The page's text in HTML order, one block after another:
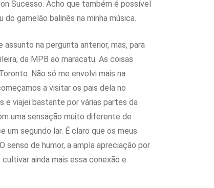
Sucesso. Acho que também é possível
gamelão balinês na minha música.
na pergunta anterior, mas, para
da MPB ao maracatu. As coisas
Não só me envolvi mais na
a visitar os pais dela no
e viajei bastante por várias partes da
uma sensação muito diferente de
um segundo lar. É claro que os meus
senso de humor, a ampla apreciação por
ainda mais essa conexão e